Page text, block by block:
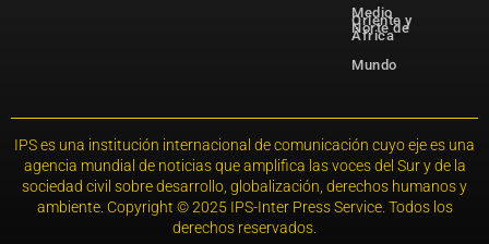
Medio
Oriente y
Norte de
África
Mundo
IPS es una institución internacional de comunicación cuyo eje es una
agencia mundial de noticias que amplifica las voces del Sur y de la
sociedad civil sobre desarrollo, globalización, derechos humanos y
ambiente. Copyright © 2025 IPS-Inter Press Service. Todos los
derechos reservados.